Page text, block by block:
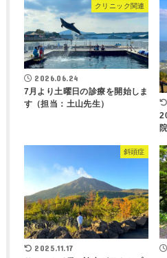
クリニック関連
2026.06.24
7月より土曜日の診療を開始しま
す（担当：土山先生）
斜頭症
2025.11.17